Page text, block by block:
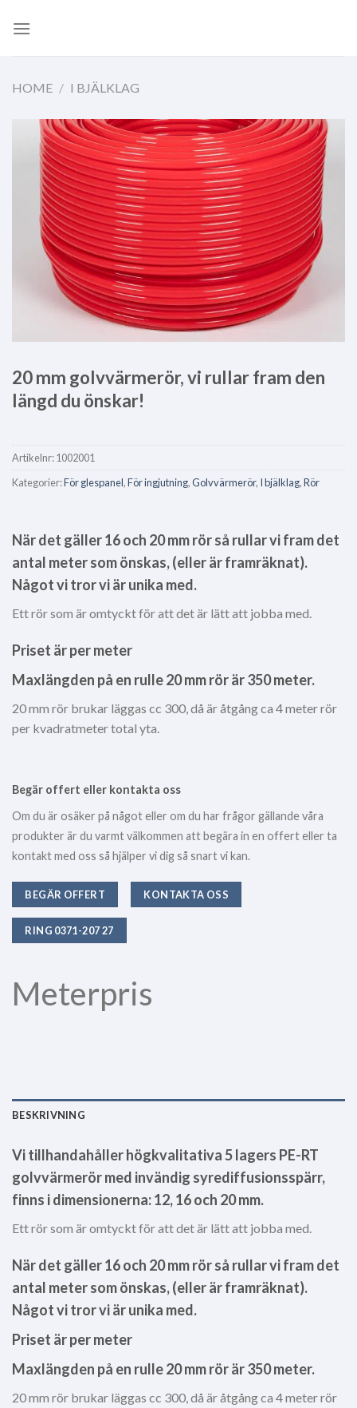
HOME / I BJÄLKLAG
20 mm golvvärmerör, vi rullar fram den
längd du önskar!
Artikelnr:1002001
Kategorier:För glespanel,För ingjutning,Golvvärmerör, I bjälklag,Rör
När det gäller 16 och 20 mm rör så rullar vi fram det
antal meter som önskas, (eller är framräknat).
Något vi tror vi är unika med.
Ett rör som är omtyckt för att det är lätt att jobba med.
Priset är per meter
Maxlängden på en rulle 20 mm rör är 350 meter.
20 mm rör brukar läggas cc 300, då är åtgång ca 4 meter rör
per kvadratmeter total yta.
Begär offert eller kontakta oss
Om du är osäker på något eller om du har frågor gällande våra
produkter är du varmt välkommen att begära in en offert eller ta
kontakt med oss så hjälper vi dig så snart vi kan.
BEGÄR OFFERT KONTAKTA OSS
RING 0371-207 27
Meterpris
BESKRIVNING
Vi tillhandahåller högkvalitativa 5 lagers PE-RT
golvvärmerör med invändig syrediffusionsspärr,
finns i dimensionerna: 12, 16 och 20 mm.
Ett rör som är omtyckt för att det är lätt att jobba med.
När det gäller 16 och 20 mm rör så rullar vi fram det
antal meter som önskas, (eller är framräknat).
Något vi tror vi är unika med.
Priset är per meter
Maxlängden på en rulle 20 mm rör är 350 meter.
20 mm rör brukar läggas cc 300, då är åtgång ca 4 meter rör